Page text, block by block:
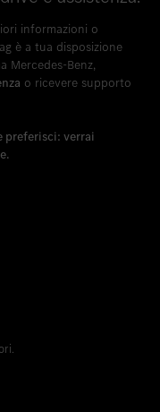
informazioni o
è a tua disposizione
Mercedes-Benz,
o ricevere supporto
preferisci: verrai